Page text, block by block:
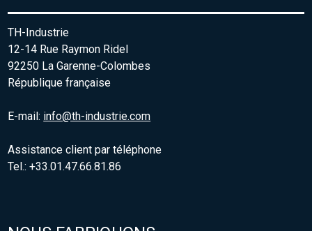
TH-Industrie
12-14 Rue Raymon Ridel
92250 La Garenne-Colombes
République française
E-mail: info@th-industrie.com
Assistance client par téléphone
Tel.: +33.01.47.66.81.86